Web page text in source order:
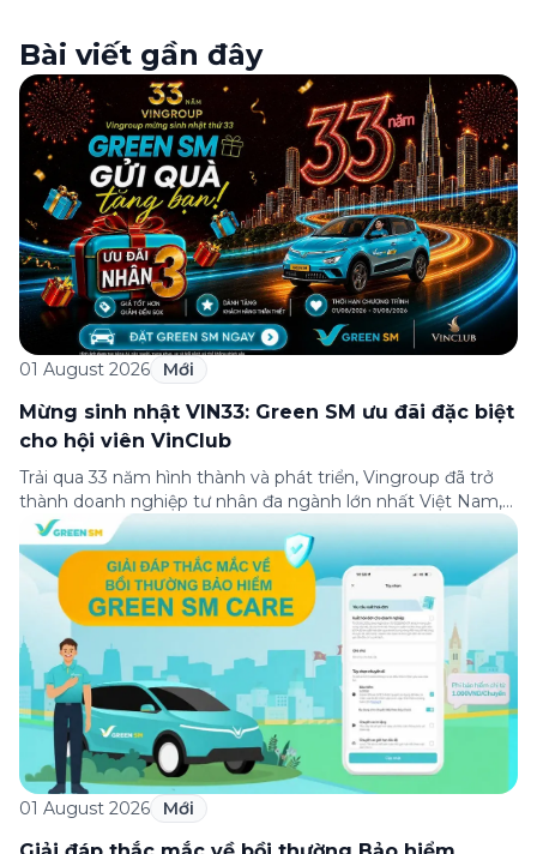
Bài viết gần đây
01 August 2026 Mới
Mừng sinh nhật VIN33: Green SM ưu đãi đặc biệt
cho hội viên VinClub
Trải qua 33 năm hình thành và phát triển, Vingroup đã trở
thành doanh nghiệp tư nhân đa ngành lớn nhất Việt Nam,
lọt Top 30 doanh nghiệp lớn nhất Đông Nam Á theo bảng
xếp hạng của Tạp chí Fortune (Mỹ). Nhân kỷ niệm 33 năm
thành lập (8/8/1993 đến 8/8/2026), Green SM trân […]
01 August 2026 Mới